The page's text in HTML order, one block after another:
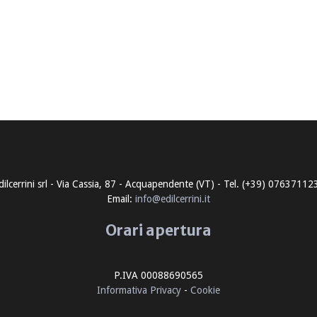
srl - Via Cassia, 87 - Acquapendente (VT) - Tel. (+39)
Email: info@edilcerrini.it
Orari apertura
P.IVA 00088690565
Informativa Privacy - Cookie